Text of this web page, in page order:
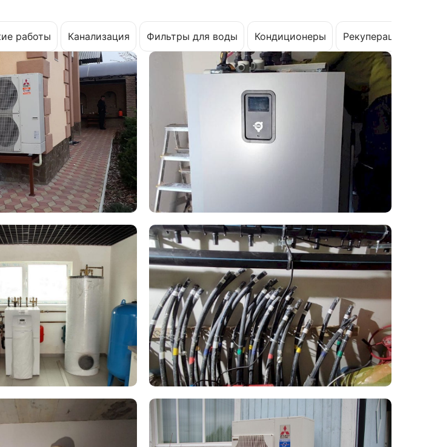
работы Канализация Фильтры для воды Кондиционеры Рекуперация